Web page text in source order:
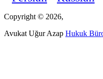
Copyright © 2026,
Avukat Uğur Azap Hukuk